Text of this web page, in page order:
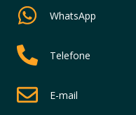
WhatsApp
Telefone
E-mail